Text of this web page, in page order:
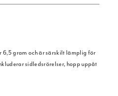
6,5 gram och är särskilt lämplig för
sidledsrörelser, hopp uppåt